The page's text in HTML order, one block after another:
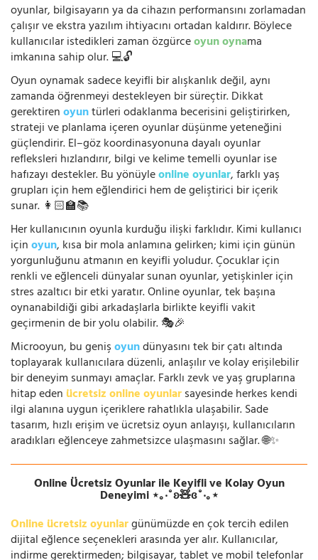
oyunlar, bilgisayarın ya da cihazın performansını zorlamadan
çalışır ve ekstra yazılım ihtiyacını ortadan kaldırır. Böylece
kullanıcılar istedikleri zaman özgürceoyun oynama
imkanına sahip olur. 💻🔓
Oyun oynamak sadece keyifli bir alışkanlık değil, aynı
zamanda öğrenmeyi destekleyen bir süreçtir. Dikkat
gerektirenoyuntürleri odaklanma becerisini geliştirirken,
strateji ve planlama içeren oyunlar düşünme yeteneğini
güçlendirir. El–göz koordinasyonuna dayalı oyunlar
refleksleri hızlandırır, bilgi ve kelime temelli oyunlar ise
hafızayı destekler. Bu yönüyleonline oyunlar, farklı yaş
grupları için hem eğlendirici hem de geliştirici bir içerik
sunar. 👩🏻‍🏫📚
Her kullanıcının oyunla kurduğu ilişki farklıdır. Kimi kullanıcı
içinoyun, kısa bir mola anlamına gelirken; kimi için günün
yorgunluğunu atmanın en keyifli yoludur. Çocuklar için
renkli ve eğlenceli dünyalar sunan oyunlar, yetişkinler için
stres azaltıcı bir etki yaratır. Online oyunlar, tek başına
oynanabildiği gibi arkadaşlarla birlikte keyifli vakit
geçirmenin de bir yolu olabilir. 🎭🎉
Microoyun, bu genişoyundünyasını tek bir çatı altında
toplayarak kullanıcılara düzenli, anlaşılır ve kolay erişilebilir
bir deneyim sunmayı amaçlar. Farklı zevk ve yaş gruplarına
hitap eden ücretsiz online oyunlarsayesinde herkes kendi
ilgi alanına uygun içeriklere rahatlıkla ulaşabilir. Sade
tasarım, hızlı erişim ve ücretsiz oyun anlayışı, kullanıcıların
aradıkları eğlenceye zahmetsizce ulaşmasını sağlar. 🌐✨
Online Ücretsiz Oyunlar ile Keyifli ve Kolay Oyun
Deneyimi ⋆｡‧˚ʚ🧸ɞ˚‧｡⋆
Online ücretsiz oyunlargünümüzde en çok tercih edilen
dijital eğlence seçenekleri arasında yer alır. Kullanıcılar,